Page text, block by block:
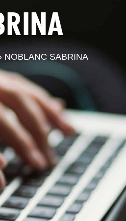
LES PROFESSIONNELS
NOBLANC SABRINA